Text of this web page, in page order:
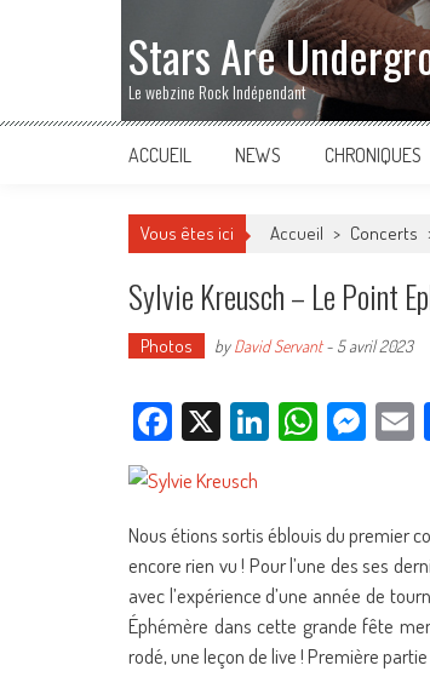
Stars Are
Le webzine Rock Indépendant
ACCUEIL NEWS CHRONIQUES
Vous êtes ici Accueil > Concerts
Sylvie Kreusch – Le Point
Photos byDavid Servant- 5 avril 2023
Facebook
X LinkedIn
Nous étions sortis éblouis du premier
encore rien vu ! Pour l’une des ses
avec l’expérience d’une année de
Éphémère dans cette grande fête
rodé, une leçon de live ! Première partie